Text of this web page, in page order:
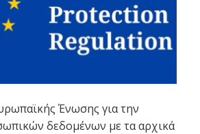
Ένωσης για την
δεδομένων με τα αρχικά